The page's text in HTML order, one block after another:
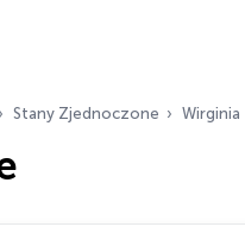
Stany Zjednoczone Wirginia